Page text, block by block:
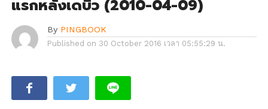
แรกหลังเดบิว (2010-04-09)
By PINGBOOK
Published on 30 October 2016 เวลา 05:55:29 น.